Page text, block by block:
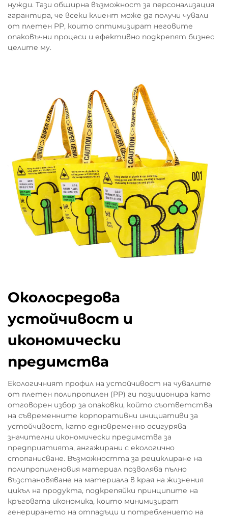
нужди. Тази обширна възможност за персонализация
гарантира, че всеки клиент може да получи чували
от плетен PP, които оптимизират неговите
опаковъчни процеси и ефективно подкрепят бизнес
целите му.
Околосредова
устойчивост и
икономически
предимства
Екологичният профил на устойчивост на чувалите
от плетен полипропилен (PP) ги позиционира като
отговорен избор за опаковки, който съответства
на съвременните корпоративни инициативи за
устойчивост, като едновременно осигурява
значителни икономически предимства за
предприятията, ангажирани с екологично
стопанисване. Възможността за рециклиране на
полипропиленовия материал позволява пълно
възстановяване на материала в края на жизнения
цикъл на продукта, подкрепяйки принципите на
кръговата икономика, които минимизират
генерирането на отпадъци и потреблението на